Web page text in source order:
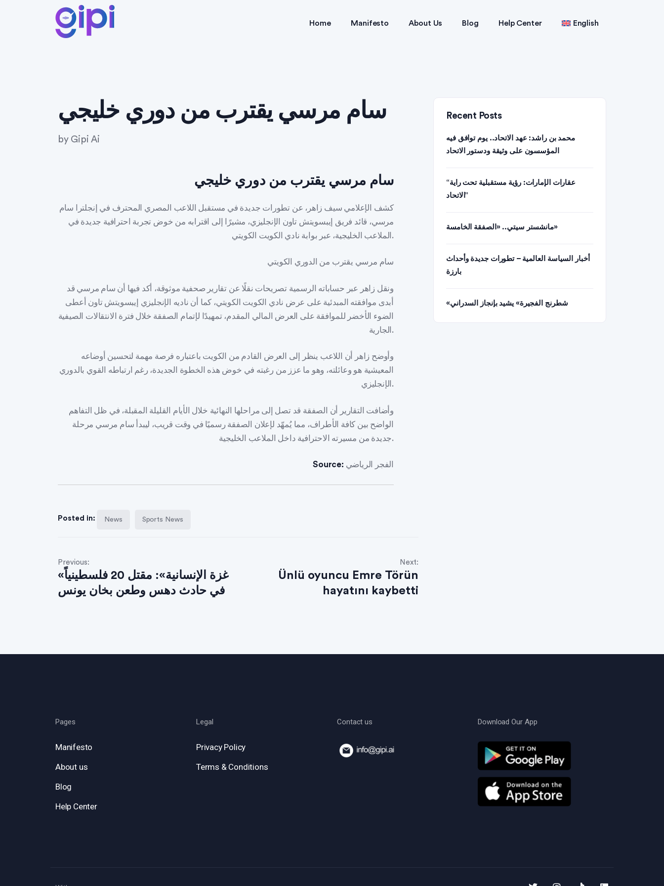
Home Manifesto About Us Blog Help Center English
سام مرسي يقترب من دوري خليجي
by Gipi Ai
سام مرسي يقترب من دوري خليجي
كشف الإعلامي سيف زاهر، عن تطورات جديدة في مستقبل اللاعب المصري المحترف في إنجلترا سام
مرسي، قائد فريق إيبسويتش تاون الإنجليزي، مشيرًا إلى اقترابه من خوض تجربة احترافية جديدة في
الملاعب الخليجية، عبر بوابة نادي الكويت الكويتي.
سام مرسي يقترب من الدوري الكويتي
ونقل زاهر عبر حساباته الرسمية تصريحات نقلًا عن تقارير صحفية موثوقة، أكد فيها أن سام مرسي قد
أبدى موافقته المبدئية على عرض نادي الكويت الكويتي، كما أن ناديه الإنجليزي إيبسويتش تاون أعطى
الضوء الأخضر للموافقة على العرض المالي المقدم، تمهيدًا لإتمام الصفقة خلال فترة الانتقالات الصيفية
الجارية.
وأوضح زاهر أن اللاعب ينظر إلى العرض القادم من الكويت باعتباره فرصة مهمة لتحسين أوضاعه
المعيشية هو وعائلته، وهو ما عزز من رغبته في خوض هذه الخطوة الجديدة، رغم ارتباطه القوي بالدوري
الإنجليزي.
وأضافت التقارير أن الصفقة قد تصل إلى مراحلها النهائية خلال الأيام القليلة المقبلة، في ظل التفاهم
الواضح بين كافة الأطراف، مما يُمهّد لإعلان الصفقة رسميًا في وقت قريب، ليبدأ سام مرسي مرحلة
جديدة من مسيرته الاحترافية داخل الملاعب الخليجية.
Source: الفجر الرياضي
Posted in: News Sports News
Previous:
«غزة الإنسانية»: مقتل 20 فلسطينياً
في حادث دهس وطعن بخان يونس
Next:
Ünlü oyuncu Emre Törün
hayatını kaybetti
Recent Posts
محمد بن راشد: عهد الاتحاد.. يوم توافق فيه
المؤسسون على وثيقة ودستور الاتحاد
“عقارات الإمارات: رؤية مستقبلية تحت راية
الاتحاد”
مانشستر سيتي.. «الصفقة الخامسة»
أخبار السياسة العالمية – تطورات جديدة وأحداث
بارزة
«شطرنج الفجيرة» يشيد بإنجاز السدراني
Pages
Manifesto
About us
Blog
Help Center
Legal
Privacy Policy
Terms & Conditions
Contact us Download Our App